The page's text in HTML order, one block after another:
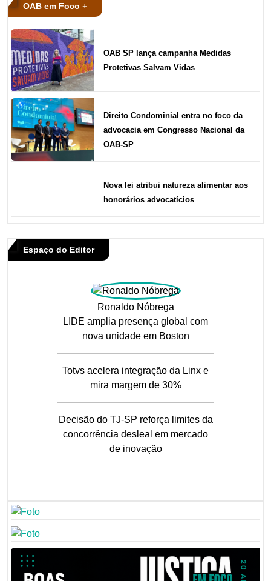
OAB em Foco
OAB SP lança campanha Medidas
Protetivas Salvam Vidas
Direito Condominial entra no foco da
advocacia em Congresso Nacional da
OAB-SP
Nova lei atribui natureza alimentar aos
honorários advocatícios
Espaço do Editor
Ronaldo Nóbrega
LIDE amplia presença global com
nova unidade em Boston
Totvs acelera integração da Linx e
mira margem de 30%
Decisão do TJ-SP reforça limites da
concorrência desleal em mercado
de inovação